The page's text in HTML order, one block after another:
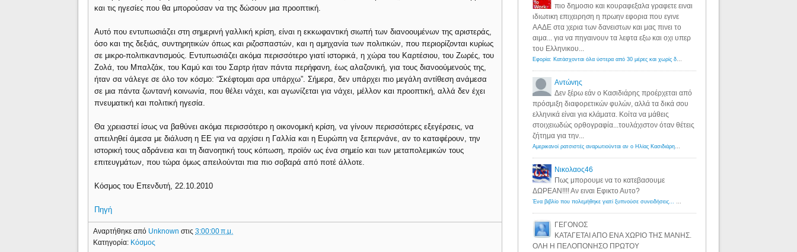
και τις ηγεσίες που θα μπορούσαν να της δώσουν μια προοπτική.
Αυτό που εντυπωσιάζει στη σημερινή γαλλική κρίση, είναι η εκκωφαντική σιωπή των διανοουμένων της αριστεράς,
όσο και της δεξιάς, συντηρητικών όπως και ριζοσπαστών, και η αμηχανία των πολιτικών, που περιορίζονται κυρίως
σε μικρο-πολιτικαντισμούς. Εντυπωσιάζει ακόμα περισσότερο γιατί ιστορικά, η χώρα του Καρτέσιου, του Ζωρές, του
Ζολά, του Μπαλζάκ, του Καμύ και του Σαρτρ ήταν πάντα περήφανη, έως αλαζονική, για τους διανοούμενούς της,
ήταν σα νάλεγε σε όλο τον κόσμο: “Σκέφτομαι αρα υπάρχω”. Σήμερα, δεν υπάρχει πιο μεγάλη αντίθεση ανάμεσα
σε μια πάντα ζωντανή κοινωνία, που θέλει νάχει, και αγωνίζεται για νάχει, μέλλον και προοπτική, αλλά δεν έχει
πνευματική και πολιτική ηγεσία.
Θα χρειαστεί ίσως να βαθύνει ακόμα περισσότερο η οικονομική κρίση, να γίνουν περισσότερες εξεγέρσεις, να
απειληθεί άμεσα με διάλυση η ΕΕ για να αρχίσει η Γαλλία και η Ευρώπη να ξεπερνάνε, αν το καταφέρουν, την
ιστορική τους αδράνεια και τη διανοητική τους κόπωση, προϊόν ως ένα σημείο και των μεταπολεμικών τους
επιτευγμάτων, που τώρα όμως απειλούνται πια πιο σοβαρά από ποτέ άλλοτε.
Κόσμος του Επενδυτή, 22.10.2010
Πηγή
Αναρτήθηκε από Unknownστις3:00:00 π.μ.
Κατηγορία: Κόσμος
πιο δημοσιο και κουραφεξαλα γραφετε ειναι
ιδιωτικη επιχειρηση η πρωην εφορια που εγινε
ΑΑΔΕ στα χερια των δανειστων και μας πινει το
αιμα... για να πηγαινουν τα λεφτα εξω και οχι υπερ
του Ελληνικου...
Εφορία: Κατάσχονται όλα ύστερα από 30 μέρες και χωρίς δικαστικές αποφάσεις - Λόγιος Ερμής
Αντώνης
Δεν ξέρω εάν ο Κασιδιάρης προέρχεται από
πρόσμιξη διαφορετικών φυλών, αλλά τα δικά σου
ελληνικά είναι για κλάματα. Κοίτα να μάθεις
στοιχειωδώς ορθογραφία...τουλάχιστον όταν θέτεις
ζήτημα για την...
Αμερικανοί ρατσιστές αναρωτιούνται αν ο Ηλίας Κασιδιάρης ανήκει στη λευκή φυλή... - Λόγιος Ερμής
Νικολαος46
Πως μπορουμε να το κατεβασουμε
ΔΩΡΕΑΝ!!!! Αν ειναι Εφικτο Αυτο?
Ένα βιβλίο που πολεμήθηκε γιατί ξυπνούσε συνειδήσεις... - Λόγιος Ερμής | Η γνώση ξεκινάει με την αναζήτηση...
ΓΕΓΟΝΟΣ
ΚΑΤΑΓΕΤΑΙ ΑΠΟ ΕΝΑ ΧΩΡΙΟ ΤΗΣ ΜΑΝΗΣ.
ΟΛΗ Η ΠΕΛΟΠΟΝΗΣΟ ΠΡΩΤΟΥ